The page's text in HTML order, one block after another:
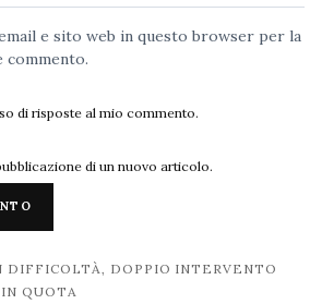
e sito web in questo browser per la
commento.
di risposte al mio commento.
di un nuovo articolo.
DIFFICOLTÀ, DOPPIO INTERVENTO
QUOTA